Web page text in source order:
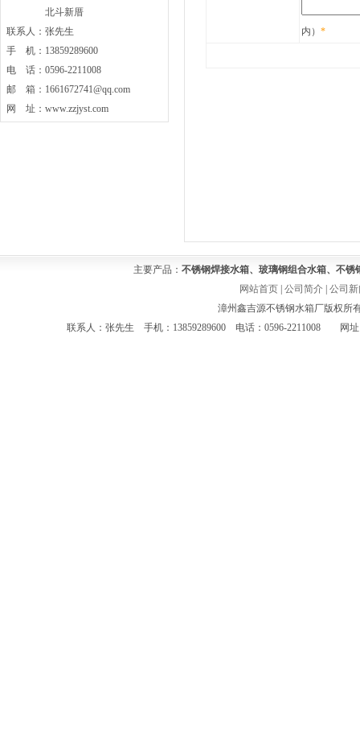
北斗新厝
联系人：张先生
手 机：13859289600
电 话：0596-2211008
邮 箱：1661672741@qq.com
网 址：www.zzjyst.com
内）*
主要产品： 不锈钢焊接水箱、玻璃钢组合水箱、不
网站首页 公司简介 公司
漳州鑫吉源不锈钢水箱厂版权所
联系人：张先生 手机：13859289600 电话：0596-2211008 网址